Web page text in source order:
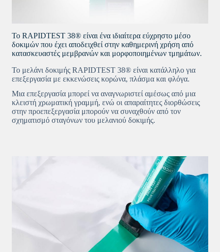
Το RAPIDTEST 38® είναι ένα ιδιαίτερα εύχρηστο μέσο
δοκιμών που έχει αποδειχθεί στην καθημερινή χρήση από
κατασκευαστές μεμβρανών και μορφοποιημένων τμημάτων.
Το μελάνι δοκιμής RAPIDTEST 38® είναι κατάλληλο για
επεξεργασία με εκκενώσεις κορώνα, πλάσμα και φλόγα.
Μια επεξεργασία μπορεί να αναγνωριστεί αμέσως από μια
κλειστή χρωματική γραμμή, ενώ οι απαραίτητες διορθώσεις
στην προεπεξεργασία μπορούν να συναχθούν από τον
σχηματισμό σταγόνων του μελανιού δοκιμής.